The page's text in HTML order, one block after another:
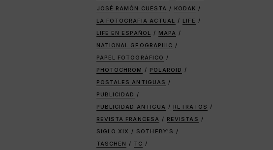
JOSÉ RAMÓN CUESTA
KODAK
LA FOTOGRAFÍA ACTUAL
LIFE
LIFE EN ESPAÑOL
MAPA
NATIONAL GEOGRAPHIC
PAPEL FOTOGRÁFICO
PHOTOCHROM
POLAROID
POSTALES ANTIGUAS
PUBLICIDAD
PUBLICIDAD ANTIGUA
RETRATOS
REVISTA FRANCESA
REVISTAS
SIGLO XIX
SOTHEBY'S
TASCHEN
TC